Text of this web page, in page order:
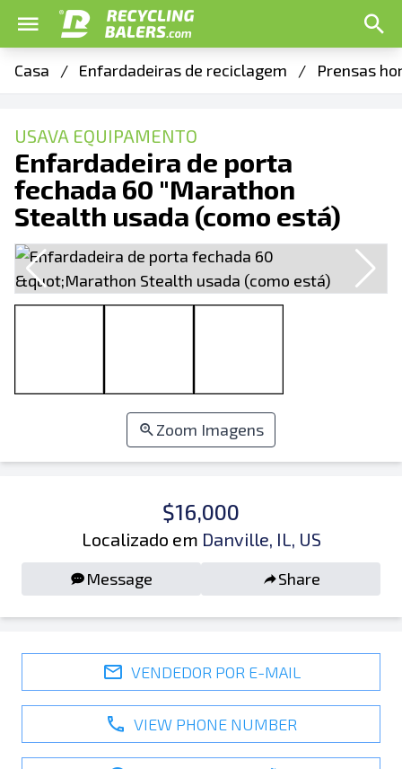
Casa / Enfardadeiras de reciclagem / Prensas
USAVA EQUIPAMENTO
Enfardadeira de porta
fechada 60 "Marathon
Stealth usada (como está)
Zoom Imagens
$16,000
Localizado em Danville, IL, US
Message Share
VENDEDOR POR E-MAIL
VIEW PHONE NUMBER